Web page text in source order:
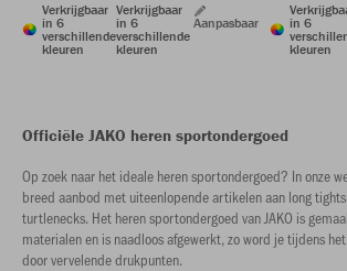
Verkrijgbaar
in 6
verschillende
kleuren
Verkrijgbaar
in 6
verschillende
kleuren
Aanpasbaar
in 6
kleuren
Officiële JAKO heren sportondergoed
Op zoek naar het ideale heren sportondergoed? In onze
breed aanbod met uiteenlopende artikelen aan long
turtlenecks. Het heren sportondergoed van JAKO is
materialen en is naadloos afgewerkt, zo word je tijdens
door vervelende drukpunten.